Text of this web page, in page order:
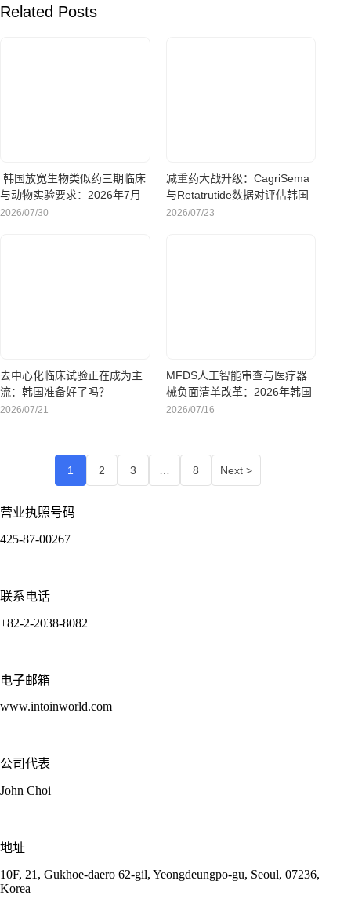
Related Posts
韩国放宽生物类似药三期临床
与动物实验要求：2026年7月
食药处新规解读
2026/07/30
减重药大战升级：CagriSema
与Retatrutide数据对评估韩国
的药企意味着什么
2026/07/23
去中心化临床试验正在成为主
流：韩国准备好了吗？
2026/07/21
MFDS人工智能审查与医疗器
械负面清单改革：2026年韩国
临床试验时程真正的变化
2026/07/16
1 2 3 8 Next >
营业执照号码
425-87-00267
联系电话
+82-2-2038-8082
电子邮箱
www.intoinworld.com
公司代表
John Choi
地址
10F, 21, Gukhoe-daero 62-gil, Yeongdeungpo-gu, Seoul, 07236,
Korea